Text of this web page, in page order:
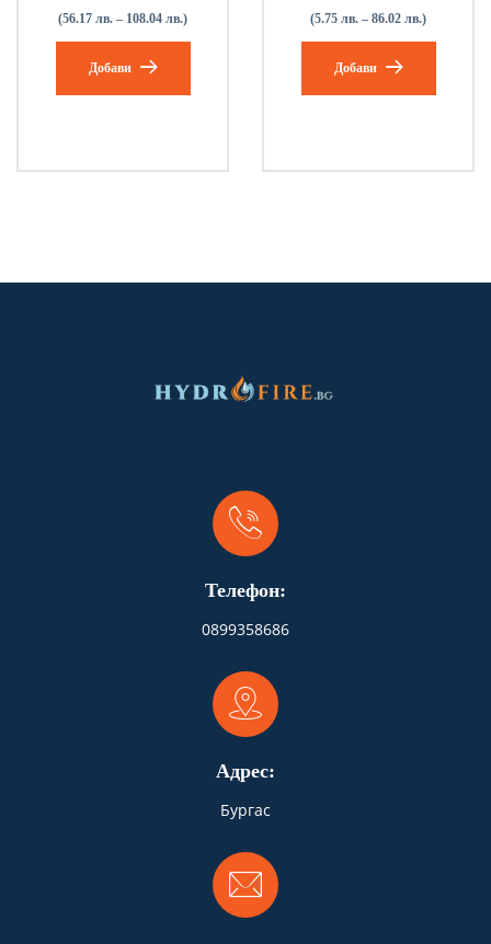
(56.17 лв. – 108.04 лв.)
Добави
(5.75 лв. – 86.02 лв.)
Добави
Телефон:
0899358686
Адрес:
Бургас